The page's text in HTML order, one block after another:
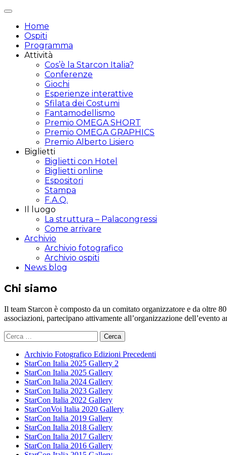
Attiva/disattiva
navigazione
Home
Ospiti
Programma
Attività
Cos’è la Starcon Italia?
Conferenze
Giochi
Esperienze interattive
Sfilata dei Costumi
Fantamodellismo
Premio OMEGA SHORT
Premio OMEGA GRAPHICS
Premio Alberto Lisiero
Biglietti
Biglietti con Hotel
Biglietti online
Espositori
Stampa
F.A.Q.
Il luogo
La struttura – Palacongressi
Come arrivare
Archivio
Archivio fotografico
Archivio ospiti
News blog
Chi siamo
Il team Starcon è composto da un comitato organizzatore e da oltre
associazioni, partecipano attivamente all’organizzazione
Ricerca
per:
Archivio Fotografico Edizioni Precedenti
StarCon Italia 2025 Gallery 2
StarCon Italia 2025 Gallery
StarCon Italia 2024 Gallery
StarCon Italia 2023 Gallery
StarCon Italia 2022 Gallery
StarConVoi Italia 2020 Gallery
StarCon Italia 2019 Gallery
StarCon Italia 2018 Gallery
StarCon Italia 2017 Gallery
StarCon Italia 2016 Gallery